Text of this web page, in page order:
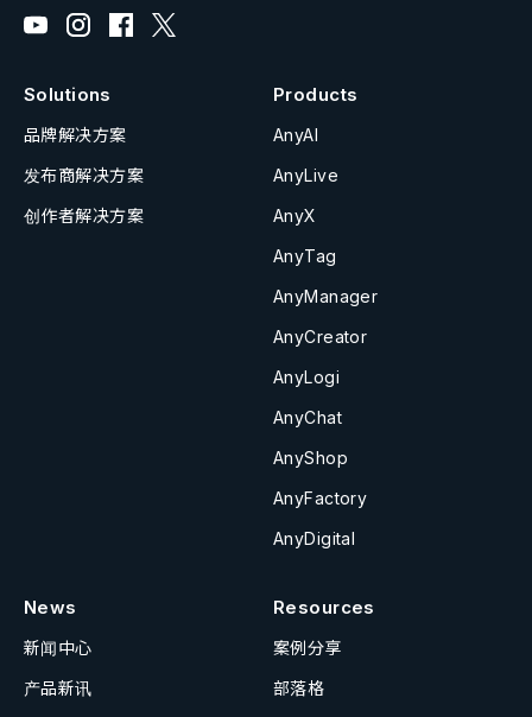
Solutions
品牌解决方案
发布商解决方案
创作者解决方案
Products
AnyAI
AnyLive
AnyX
AnyTag
AnyManager
AnyCreator
AnyLogi
AnyChat
AnyShop
AnyFactory
AnyDigital
News
新闻中心
产品新讯
Resources
案例分享
部落格